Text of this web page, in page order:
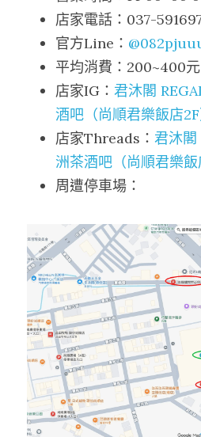
店家電話：037-
官方Line：
平均消費：200~400元
店家IG： 君沐閣
酒吧（尚順君樂飯店2F
店家Threads： 君沐閣
洲茶酒吧（尚順君樂飯
周遭停車場：